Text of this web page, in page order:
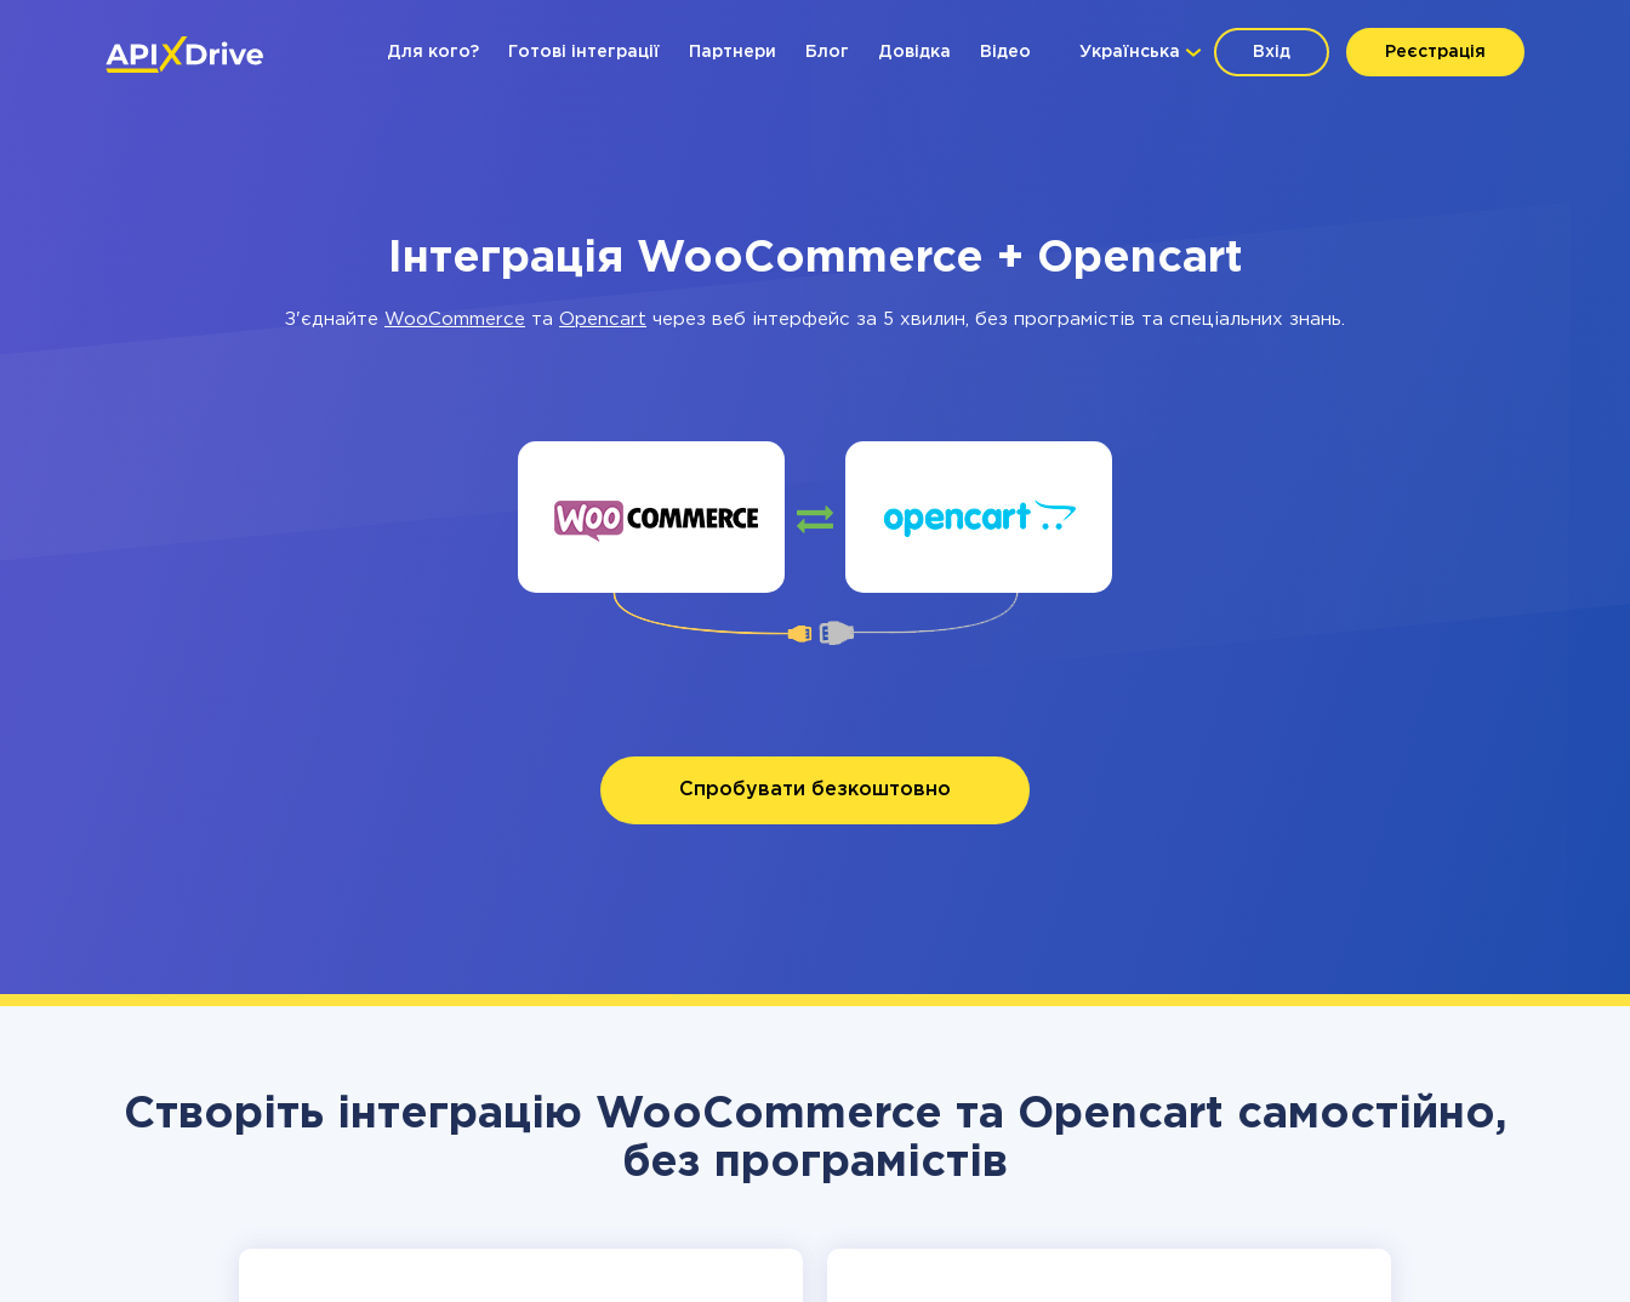
Вхід Реєстрація
Українська
Для кого? Готові інтеграції Партнери Блог Довідка Відео
Інтеграція WooCommerce + Opencart
З'єднайте WooCommerce та Opencart через веб інтерфейс за 5 хвилин, без програмістів та спеціальних знань.
Спробувати безкоштовно
Створіть інтеграцію WooCommerce та Opencart самостійно,
без програмістів